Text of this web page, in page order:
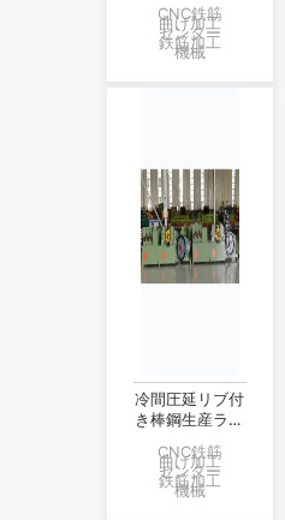
ィックカット、
曲げ曲線ロボッ
ト曲げ生産ライ
CNC鉄筋
曲げ加工
センター
鉄筋加工
機械
冷間圧延リブ付
き棒鋼生産ライ
CNC鉄筋
曲げ加工
センター
鉄筋加工
機械